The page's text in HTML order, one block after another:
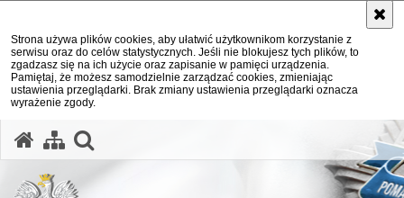
Strona używa plików cookies, aby ułatwić użytkownikom korzystanie z
serwisu oraz do celów statystycznych. Jeśli nie blokujesz tych plików, to
zgadzasz się na ich użycie oraz zapisanie w pamięci urządzenia.
Pamiętaj, że możesz samodzielnie zarządzać cookies, zmieniając
ustawienia przeglądarki. Brak zmiany ustawienia przeglądarki oznacza
wyrażenie zgody.